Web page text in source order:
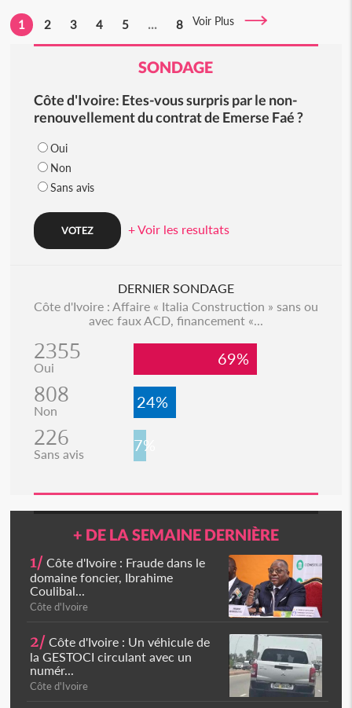
1 2 3 4 5 ... 8 Voir Plus
SONDAGE
Côte d'Ivoire: Etes-vous surpris par le non-
renouvellement du contrat de Emerse Faé ?
Oui
Non
Sans avis
+ Voir les resultats
DERNIER SONDAGE
Côte d'Ivoire : Affaire « Italia Construction » sans ou
avec faux ACD, financement «...
2355
Oui 69%
808
Non 24%
226
Sans avis 7%
+ DE LA SEMAINE DERNIÈRE
1/ Côte d'Ivoire : Fraude dans le
domaine foncier, Ibrahime
Coulibal...
Côte d'Ivoire
2/ Côte d'Ivoire : Un véhicule de
la GESTOCI circulant avec un
numér...
Côte d'Ivoire